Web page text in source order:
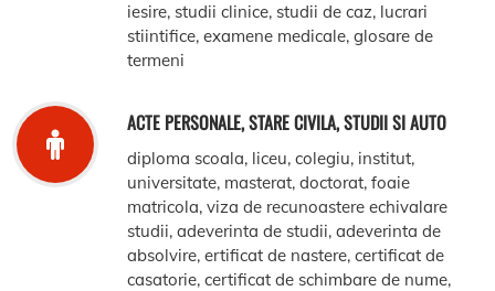
iesire, studii clinice, studii de caz, lucrari
stiintifice, examene medicale, glosare de
termeni
ACTE PERSONALE, STARE CIVILA, STUDII SI AUTO
diploma scoala, liceu, colegiu, institut,
universitate, masterat, doctorat, foaie
matricola, viza de recunoastere echivalare
studii, adeverinta de studii, adeverinta de
absolvire, ertificat de nastere, certificat de
casatorie, certificat de schimbare de nume,